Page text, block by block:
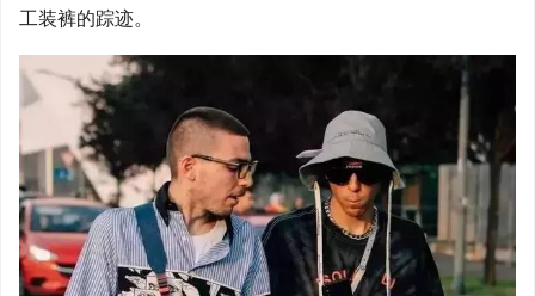
工装裤的踪迹。